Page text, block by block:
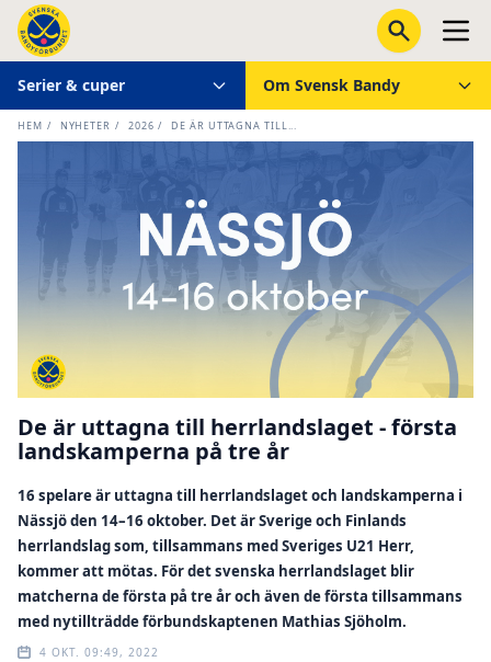
Serier & cuper Om Svensk Bandy
HEM / NYHETER / 2026 / DE ÄR UTTAGNA TILL...
De är uttagna till herrlandslaget - första
landskamperna på tre år
16 spelare är uttagna till herrlandslaget och landskamperna i
Nässjö den 14–16 oktober. Det är Sverige och Finlands
herrlandslag som, tillsammans med Sveriges U21 Herr,
kommer att mötas. För det svenska herrlandslaget blir
matcherna de första på tre år och även de första tillsammans
med nytillträdde förbundskaptenen Mathias Sjöholm.
4 OKT. 09:49, 2022